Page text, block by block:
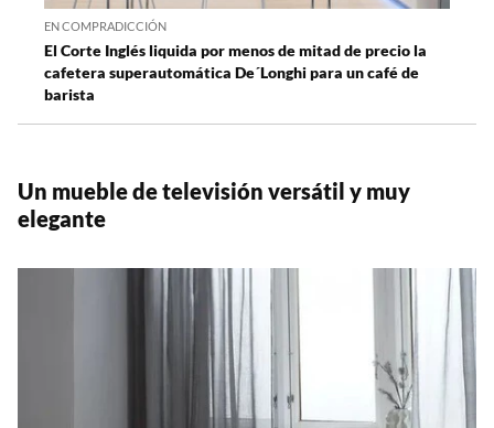
EN COMPRADICCIÓN
El Corte Inglés liquida por menos de mitad de precio la
cafetera superautomática De´Longhi para un café de
barista
Un mueble de televisión versátil y muy
elegante